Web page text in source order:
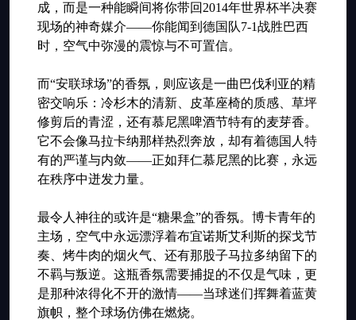
成，而是一种能瞬间将你带回2014年世界杯半决赛
现场的神奇媒介——你能闻到德国队7-1战胜巴西
时，空气中弥漫的震惊与不可置信。
而“安联球场”的香氛，则应该是一曲巴伐利亚的精
密交响乐：冷杉木的清新、皮革座椅的质感、草坪
修剪后的青涩，还有慕尼黑啤酒节特有的麦芽香。
它不会像马拉卡纳那样热烈奔放，却有着德国人特
有的严谨与内敛——正如拜仁慕尼黑的比赛，永远
在秩序中迸发力量。
最令人神往的或许是“糖果盒”的香氛。博卡青年的
主场，空气中永远漂浮着布宜诺斯艾利斯的探戈节
奏、烤牛肉的烟火气、还有那股子马拉多纳留下的
不羁与叛逆。这瓶香氛需要捕捉的不仅是气味，更
是那种浓得化不开的激情——当球迷们挥舞着蓝黄
旗帜，整个球场仿佛在燃烧。